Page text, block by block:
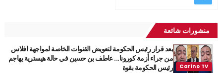
منشورات شائعة
بعد قرار رئيس الحكومة لتعويض القنوات الخاصة لمواجهة افلاس
من جراء أزمة كورونا... عاطف بن حسين في حالة هيسترية يهاجم
رئيس الحكومة بقوة